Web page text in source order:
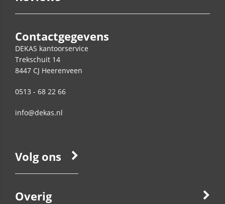
Contactgegevens
DEKAS kantoorservice
Trekschuit 14
8447 CJ Heerenveen
0513 - 68 22 66
info@dekas.nl
Volg ons
Overig